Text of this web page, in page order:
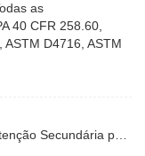
as
40 CFR 258.60,
D4716, ASTM